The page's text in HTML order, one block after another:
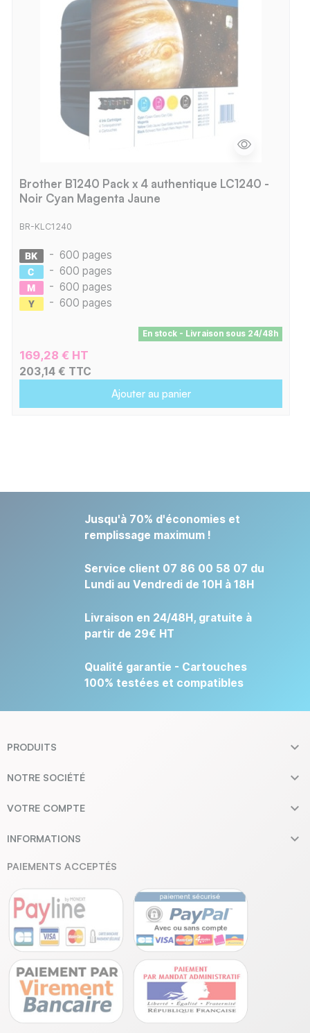
Brother B1240 Pack x 4 authentique LC1240 -
Noir Cyan Magenta Jaune
BR-KLC1240
- 600 pages
- 600 pages
- 600 pages
- 600 pages
En stock - Livraison sous 24/48h
169,28 € HT
203,14 € TTC
Ajouter au panier
Jusqu'à 70% d'économies et
remplissage maximum !
Service client 07 86 00 58 07 du
Lundi au Vendredi de 10H à 18H
Livraison en 24/48H, gratuite à
partir de 29€ HT
Qualité garantie - Cartouches
100% testées et compatibles
PRODUITS 
NOTRE SOCIÉTÉ 
VOTRE COMPTE 
INFORMATIONS 
PAIEMENTS ACCEPTÉS